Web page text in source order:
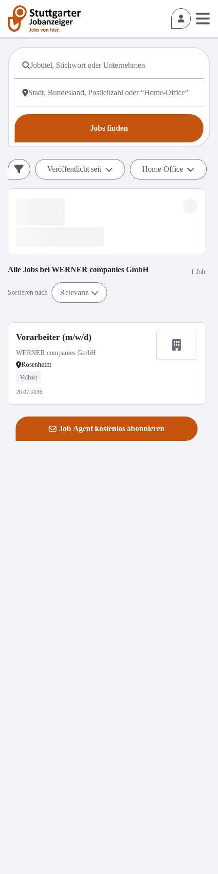
Jobs finden
Veröffentlicht seit Home-Office
Alle Jobs bei WERNER companies GmbH 1 Job
Sortieren nach Relevanz
Vorarbeiter (m/w/d)
WERNER companies GmbH
Rosenheim
Vollzeit
28.07.2026
Job Agent kostenlos abonnieren